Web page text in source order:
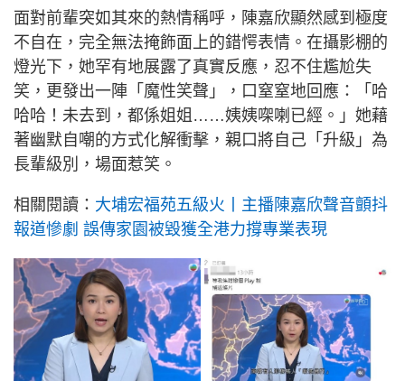
面對前輩突如其來的熱情稱呼，陳嘉欣顯然感到極度
不自在，完全無法掩飾面上的錯愕表情。在攝影棚的
燈光下，她罕有地展露了真實反應，忍不住尷尬失
笑，更發出一陣「魔性笑聲」，口窒窒地回應：「哈
哈哈！未去到，都係姐姐……姨姨㗎喇已經。」她藉
著幽默自嘲的方式化解衝擊，親口將自己「升級」為
長輩級別，場面惹笑。
相關閱讀： 大埔宏福苑五級火丨主播陳嘉欣聲音顫抖
報道慘劇 誤傳家園被毀獲全港力撐專業表現